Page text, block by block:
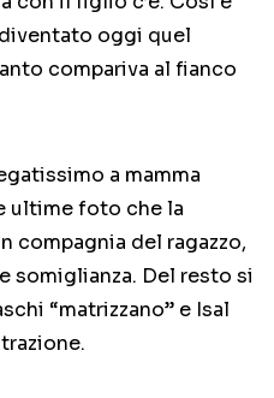
oggi quel
compariva al fianco
a mamma
ultime foto che la
compagnia del ragazzo,
somiglianza. Del resto si
“matrizzano” e Isal